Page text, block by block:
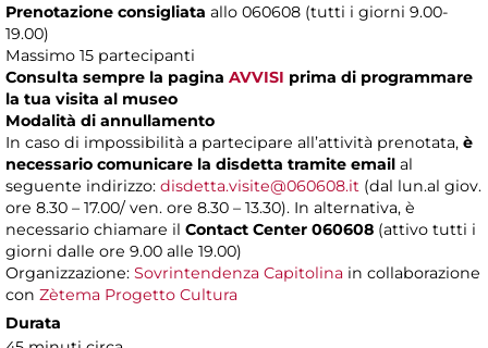
Prenotazione consigliata allo 060608 (tutti i giorni 9.00-
19.00)
Massimo 15 partecipanti
Consulta sempre la pagina AVVISI prima di programmare
la tua visita al museo
Modalità di annullamento
In caso di impossibilità a partecipare all’attività prenotata, è
necessario comunicare la disdetta tramite email al
seguente indirizzo: disdetta.visite@060608.it (dal lun.al giov.
ore 8.30 – 17.00/ ven. ore 8.30 – 13.30). In alternativa, è
necessario chiamare il Contact Center 060608 (attivo tutti i
giorni dalle ore 9.00 alle 19.00)
Organizzazione: Sovrintendenza Capitolina in collaborazione
con Zètema Progetto Cultura
Durata